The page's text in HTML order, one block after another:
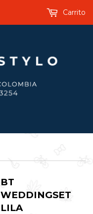
Carrito
BT
WEDDINGSET
LILA